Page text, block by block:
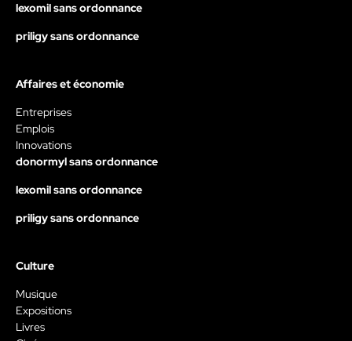
lexomil sans ordonnance
priligy sans ordonnance
Affaires et économie
Entreprises
Emplois
Innovations
donormyl sans ordonnance
lexomil sans ordonnance
priligy sans ordonnance
Culture
Musique
Expositions
Livres